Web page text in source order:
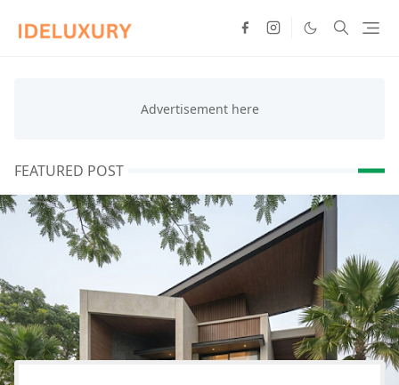
FEATURED POST